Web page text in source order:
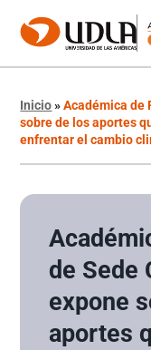
Inicio»Académica de
sobre de los aportes
enfrentar el cambio
de Sede
expone
aportes